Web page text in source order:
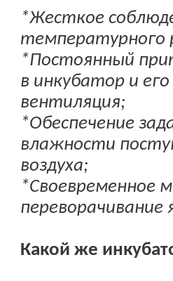
*Жесткое
температурного
*Постоянный
в инкубатор и
вентиляция;
*Обеспечение
влажности
воздуха;
*Своевременное
переворачивание
Какой же